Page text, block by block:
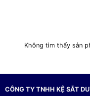
Không tìm thấy sản
CÔNG TY TNHH KỆ SẮT